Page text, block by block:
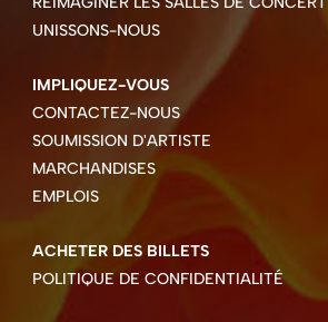
UNISSONS-NOUS
IMPLIQUEZ-VOUS
CONTACTEZ-NOUS
SOUMISSION D'ARTISTE
MARCHANDISES
EMPLOIS
ACHETER DES BILLETS
POLITIQUE DE CONFIDENTIALITÉ